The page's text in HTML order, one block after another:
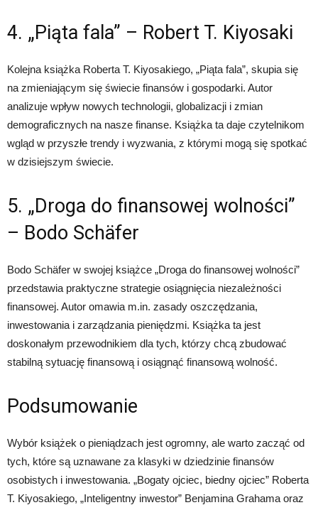
4. „Piąta fala” – Robert T. Kiyosaki
Kolejna książka Roberta T. Kiyosakiego, „Piąta fala”, skupia się
na zmieniającym się świecie finansów i gospodarki. Autor
analizuje wpływ nowych technologii, globalizacji i zmian
demograficznych na nasze finanse. Książka ta daje czytelnikom
wgląd w przyszłe trendy i wyzwania, z którymi mogą się spotkać
w dzisiejszym świecie.
5. „Droga do finansowej wolności”
– Bodo Schäfer
Bodo Schäfer w swojej książce „Droga do finansowej wolności”
przedstawia praktyczne strategie osiągnięcia niezależności
finansowej. Autor omawia m.in. zasady oszczędzania,
inwestowania i zarządzania pieniędzmi. Książka ta jest
doskonałym przewodnikiem dla tych, którzy chcą zbudować
stabilną sytuację finansową i osiągnąć finansową wolność.
Podsumowanie
Wybór książek o pieniądzach jest ogromny, ale warto zacząć od
tych, które są uznawane za klasyki w dziedzinie finansów
osobistych i inwestowania. „Bogaty ojciec, biedny ojciec” Roberta
T. Kiyosakiego, „Inteligentny inwestor” Benjamina Grahama oraz